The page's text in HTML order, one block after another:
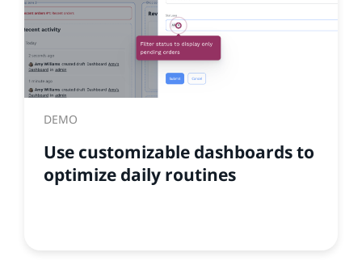
DEMO
Use customizable dashboards to
optimize daily routines